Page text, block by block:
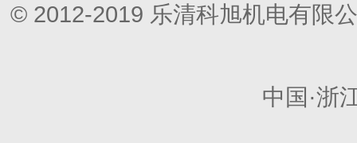
© 2012-2019 乐清科旭机电有限
中国·浙